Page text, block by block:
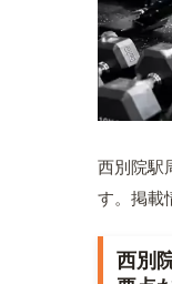
西別院駅
す。掲載
西別